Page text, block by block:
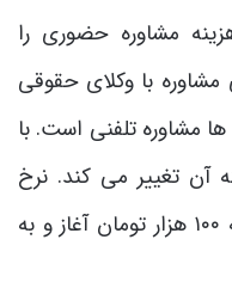
مشاوره حضوری را
با وکلای حقوقی
مشاوره تلفنی است. با
آن تغییر می ‌کند. نرخ
مشاوره حقوقی تلفنی از 10 دقیقه ۱۰۰ هزار تومان آغاز و به